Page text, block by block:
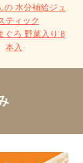
の 水分補給ジュ
ティック
ぐろ 野菜入り 8
本入